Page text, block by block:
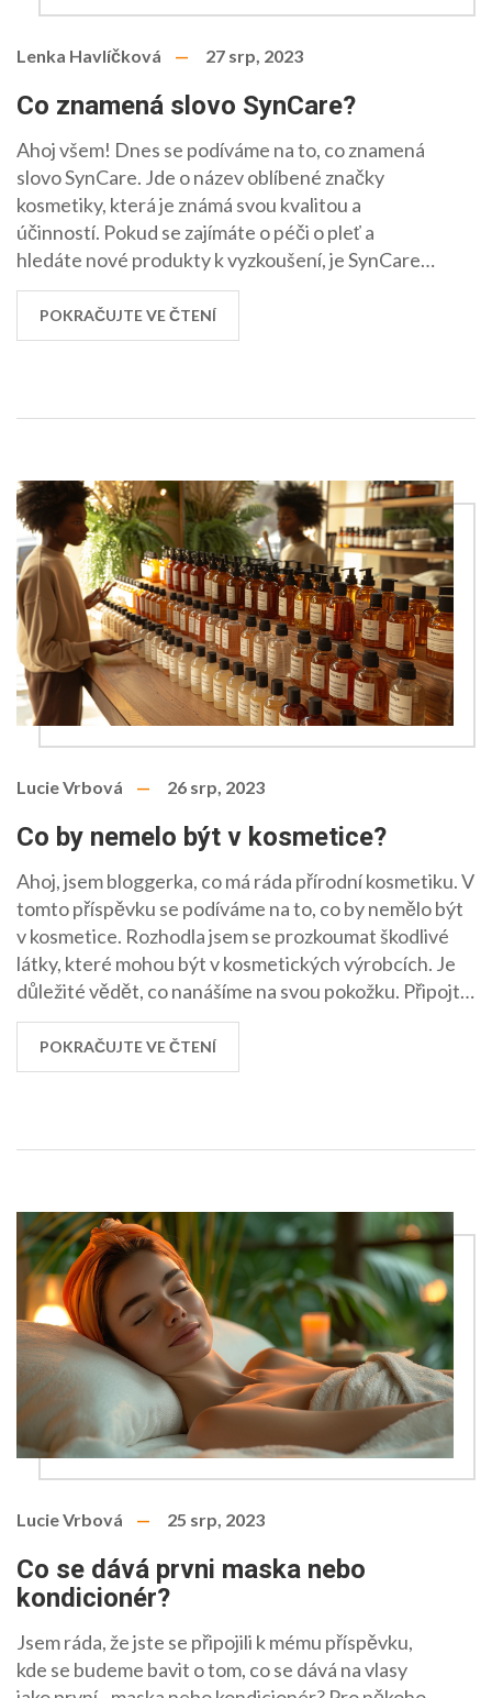
Lenka Havlíčková 27 srp, 2023
Co znamená slovo SynCare?
Ahoj všem! Dnes se podíváme na to, co znamená
slovo SynCare. Jde o název oblíbené značky
kosmetiky, která je známá svou kvalitou a
účinností. Pokud se zajímáte o péči o pleť a
hledáte nové produkty k vyzkoušení, je SynCare
rozhodně značka, kterou byste měli mít na radaru.
Takže nyní víte, když příště uvidíte SynCare na
police, můžete se těšit na velmi kvalitní péči o vaši
POKRAČUJTE VE ČTENÍ
Lucie Vrbová 26 srp, 2023
Co by nemelo být v kosmetice?
Ahoj, jsem bloggerka, co má ráda přírodní kosmetiku. V
tomto příspěvku se podíváme na to, co by nemělo být
v kosmetice. Rozhodla jsem se prozkoumat škodlivé
látky, které mohou být v kosmetických výrobcích. Je
důležité vědět, co nanášíme na svou pokožku. Připojte
se ke mně a dozvíte se více o péči o pleť bez škodlivých
látek.
POKRAČUJTE VE ČTENÍ
Lucie Vrbová 25 srp, 2023
Co se dává prvni maska nebo
kondicionér?
Jsem ráda, že jste se připojili k mému příspěvku,
kde se budeme bavit o tom, co se dává na vlasy